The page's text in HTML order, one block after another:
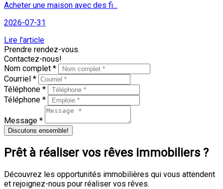
Acheter une maison avec des fi...
2026-07-31
Lire l'article
Prendre rendez-vous.
Contactez-nous!
Nom complet *
Courriel *
Téléphone *
Téléphone *
Message *
Discutons ensemble!
Prêt à réaliser vos rêves immobiliers ?
Découvrez les opportunités immobilières qui vous attendent
et rejoignez-nous pour réaliser vos rêves.